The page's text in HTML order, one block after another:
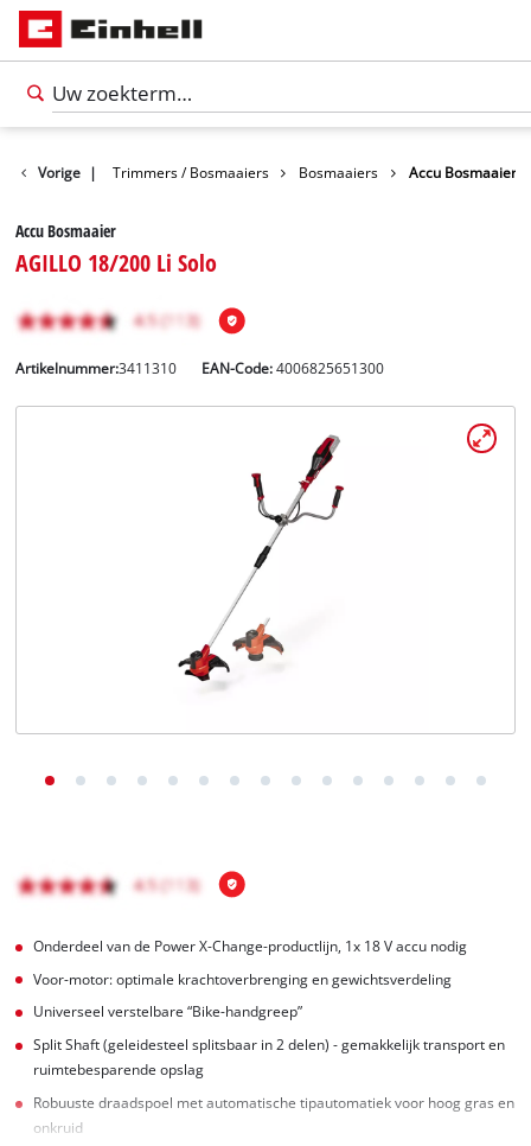
Vorige | Trimmers / Bosmaaiers Bosmaaiers Accu Bosmaaier
Accu Bosmaaier
AGILLO 18/200 Li Solo
Artikelnummer:3411310 EAN-Code:4006825651300
Onderdeel van de Power X-Change-productlijn, 1x 18 V accu nodig
Voor-motor: optimale krachtoverbrenging en gewichtsverdeling
Universeel verstelbare “Bike-handgreep”
Split Shaft (geleidesteel splitsbaar in 2 delen) - gemakkelijk transport en
ruimtebesparende opslag
Robuuste draadspoel met automatische tipautomatiek voor hoog gras en
onkruid